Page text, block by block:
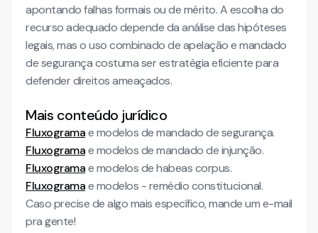
apontando falhas formais ou de mérito. A escolha do
recurso adequado depende da análise das hipóteses
legais, mas o uso combinado de apelação e mandado
de segurança costuma ser estratégia eficiente para
defender direitos ameaçados.
Mais conteúdo jurídico
Fluxogramae modelos de mandado de segurança.
Fluxogramae modelos de mandado de injunção.
Fluxogramae modelos de habeas corpus.
Fluxogramae modelos - remédio constitucional.
Caso precise de algo mais específico, mande um e-mail
pra gente!